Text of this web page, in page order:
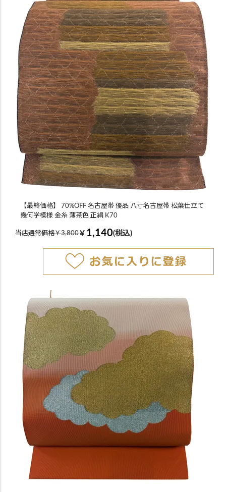
【最終価格】 70%OFF 名古屋帯 優品 八寸名古屋帯 松葉仕立て
幾何学模様 金糸 薄茶色 正絹 K70
当店通常価格￥3,800￥ 1,140(税込)